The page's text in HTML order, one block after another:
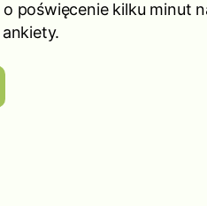
poświęcenie kilku minut